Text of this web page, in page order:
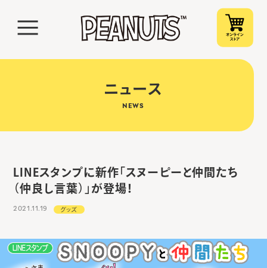
ニュース
NEWS
LINEスタンプに新作「スヌーピーと仲間たち
（仲良し言葉）」が登場！
2021.11.19 グッズ